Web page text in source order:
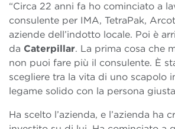
“Circa 22 anni fa ho cominciato a
consulente per IMA, TetraPak,
aziende dell’indotto locale. Poi è
da Caterpillar. La prima cosa che
non puoi fare più il consulente. È
scegliere tra la vita di uno scapolo
legame solido con la persona
Ha scelto l’azienda, e l’azienda ha